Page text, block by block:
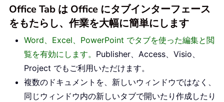
Office Tab は Office にタブインターフェース
をもたらし、作業を大幅に簡単にします
Word、Excel、PowerPoint でタブを使った編集と閲
覧を有効にします。 Publisher、Access、Visio、
Project でもご利用いただけます。
複数のドキュメントを、新しいウィンドウではなく、
同じウィンドウ内の新しいタブで開いたり作成したり